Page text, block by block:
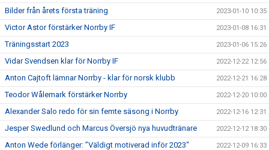
Bilder från årets första träning 2023-01-10 10:35
Victor Astor förstärker Norrby IF 2023-01-08 16:31
Träningsstart 2023 2023-01-06 15:26
Vidar Svendsen klar för Norrby IF 2022-12-22 12:56
Anton Cajtoft lämnar Norrby - klar för norsk klubb 2022-12-21 16:28
Teodor Wålemark förstärker Norrby 2022-12-20 10:00
Alexander Salo redo för sin femte säsong i Norrby 2022-12-16 12:31
Jesper Swedlund och Marcus Översjö nya huvudtränare 2022-12-12 18:30
Anton Wede förlänger: ”Väldigt motiverad inför 2023" 2022-12-09 16:33